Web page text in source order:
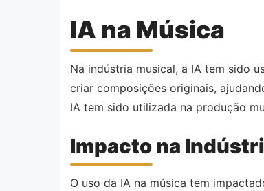
IA na Música
Na indústria musical, a IA tem sido
criar composições originais,
IA tem sido utilizada na produção
Impacto na
O uso da IA na música tem